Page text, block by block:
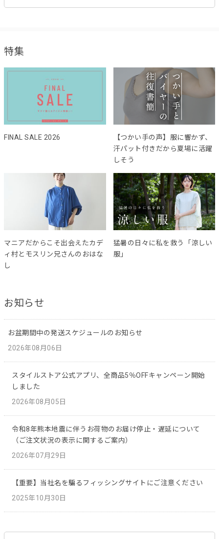
特集
FINAL SALE 2026
【つかい手の声】服に響かず、
汗パット付きだから夏場に活躍
しそう
マニアだからこそ出会えたカデ
ィ村とモスリン兄さんのおはな
し
猛暑の日々に私を救う「涼しい
服」
お知らせ
お盆期間中の発送スケジュールのお知らせ
2026年08月06日
スタイルストア公式アプリ、全商品5％OFFキャンペーン開始
しました
2026年08月05日
令和8年熊本地震に伴うお荷物のお届け停止・遅延について
（ご注文状況の表示に関するご案内）
2026年07月29日
【重要】当社名を騙るフィッシングサイトにご注意ください
2025年10月30日